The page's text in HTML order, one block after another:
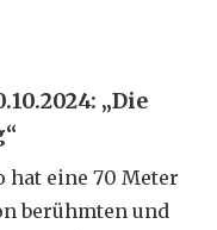
„Die
hat eine 70 Meter
berühmten und